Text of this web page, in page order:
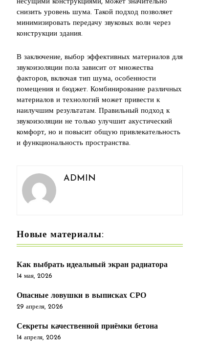
несущими конструкциями, может значительно
снизить уровень шума. Такой подход позволяет
минимизировать передачу звуковых волн через
конструкции здания.
В заключение, выбор эффективных материалов для
звукоизоляции пола зависит от множества
факторов, включая тип шума, особенности
помещения и бюджет. Комбинирование различных
материалов и технологий может привести к
наилучшим результатам. Правильный подход к
звукоизоляции не только улучшит акустический
комфорт, но и повысит общую привлекательность
и функциональность пространства.
ADMIN
Новые материалы:
Как выбрать идеальный экран радиатора
14 мая, 2026
Опасные ловушки в выписках СРО
29 апреля, 2026
Секреты качественной приёмки бетона
14 апреля, 2026